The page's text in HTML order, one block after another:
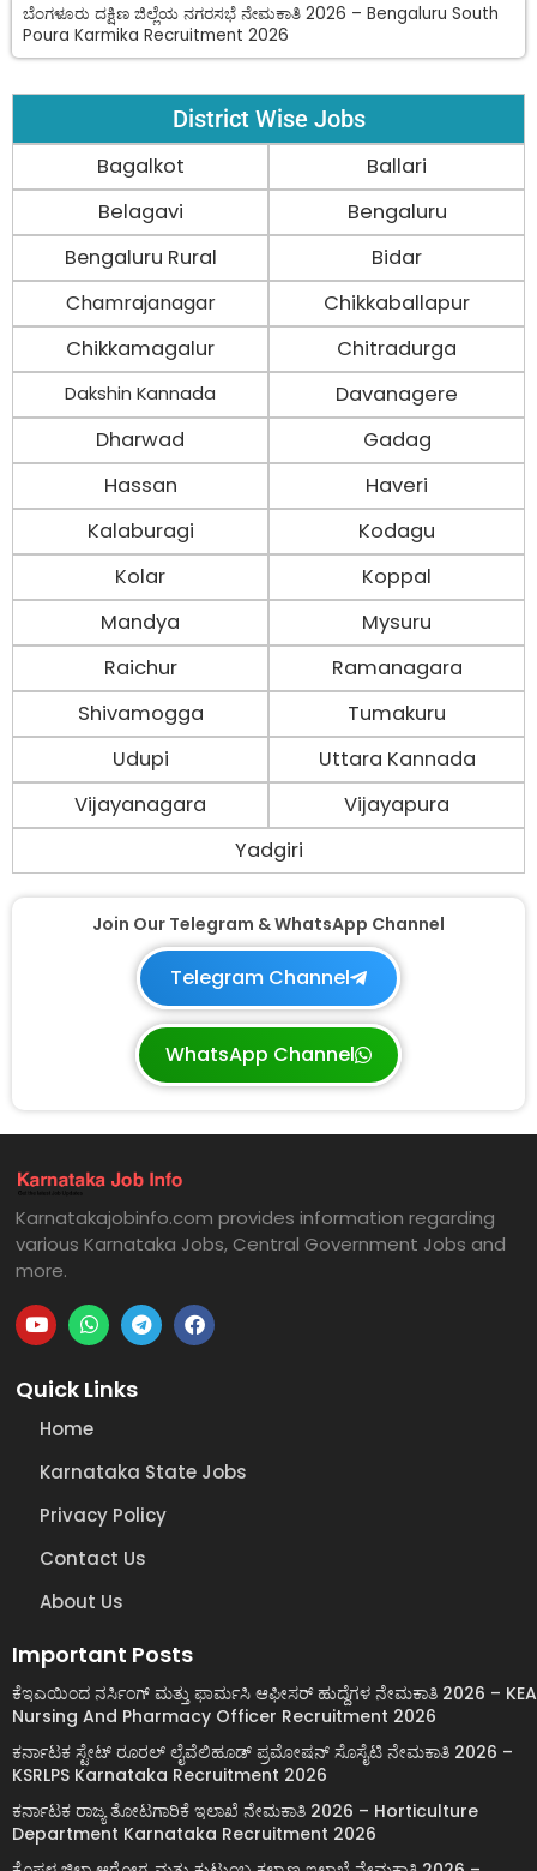
ಬೆಂಗಳೂರು ದಕ್ಷಿಣ ಜಿಲ್ಲೆಯ ನಗರಸಭೆ ನೇಮಕಾತಿ 2026 – Bengaluru South
Poura Karmika Recruitment 2026
District Wise Jobs
Bagalkot
Ballari
Belagavi
Bengaluru
Bengaluru Rural
Bidar
Chamrajanagar
Chikkaballapur
Chikkamagalur
Chitradurga
Dakshin Kannada
Davanagere
Dharwad
Gadag
Hassan
Haveri
Kalaburagi
Kodagu
Kolar
Koppal
Mandya
Mysuru
Raichur
Ramanagara
Shivamogga
Tumakuru
Udupi
Uttara Kannada
Vijayanagara
Vijayapura
Yadgiri
Join Our Telegram & WhatsApp Channel
Telegram Channel
WhatsApp Channel
Karnatakajobinfo.com provides information regarding
various Karnataka Jobs, Central Government Jobs and
more.
Quick Links
Home
Karnataka State Jobs
Privacy Policy
Contact Us
About Us
Important Posts
ಕೆಇಎಯಿಂದ ನರ್ಸಿಂಗ್ ಮತ್ತು ಫಾರ್ಮಸಿ ಆಫೀಸರ್ ಹುದ್ದೆಗಳ ನೇಮಕಾತಿ 2026 – KEA
Nursing And Pharmacy Officer Recruitment 2026
ಕರ್ನಾಟಕ ಸ್ಟೇಟ್ ರೂರಲ್ ಲೈವೆಲಿಹೂಡ್ ಪ್ರಮೋಷನ್ ಸೊಸೈಟಿ ನೇಮಕಾತಿ 2026 –
KSRLPS Karnataka Recruitment 2026
ಕರ್ನಾಟಕ ರಾಜ್ಯ ತೋಟಗಾರಿಕೆ ಇಲಾಖೆ ನೇಮಕಾತಿ 2026 – Horticulture
Department Karnataka Recruitment 2026